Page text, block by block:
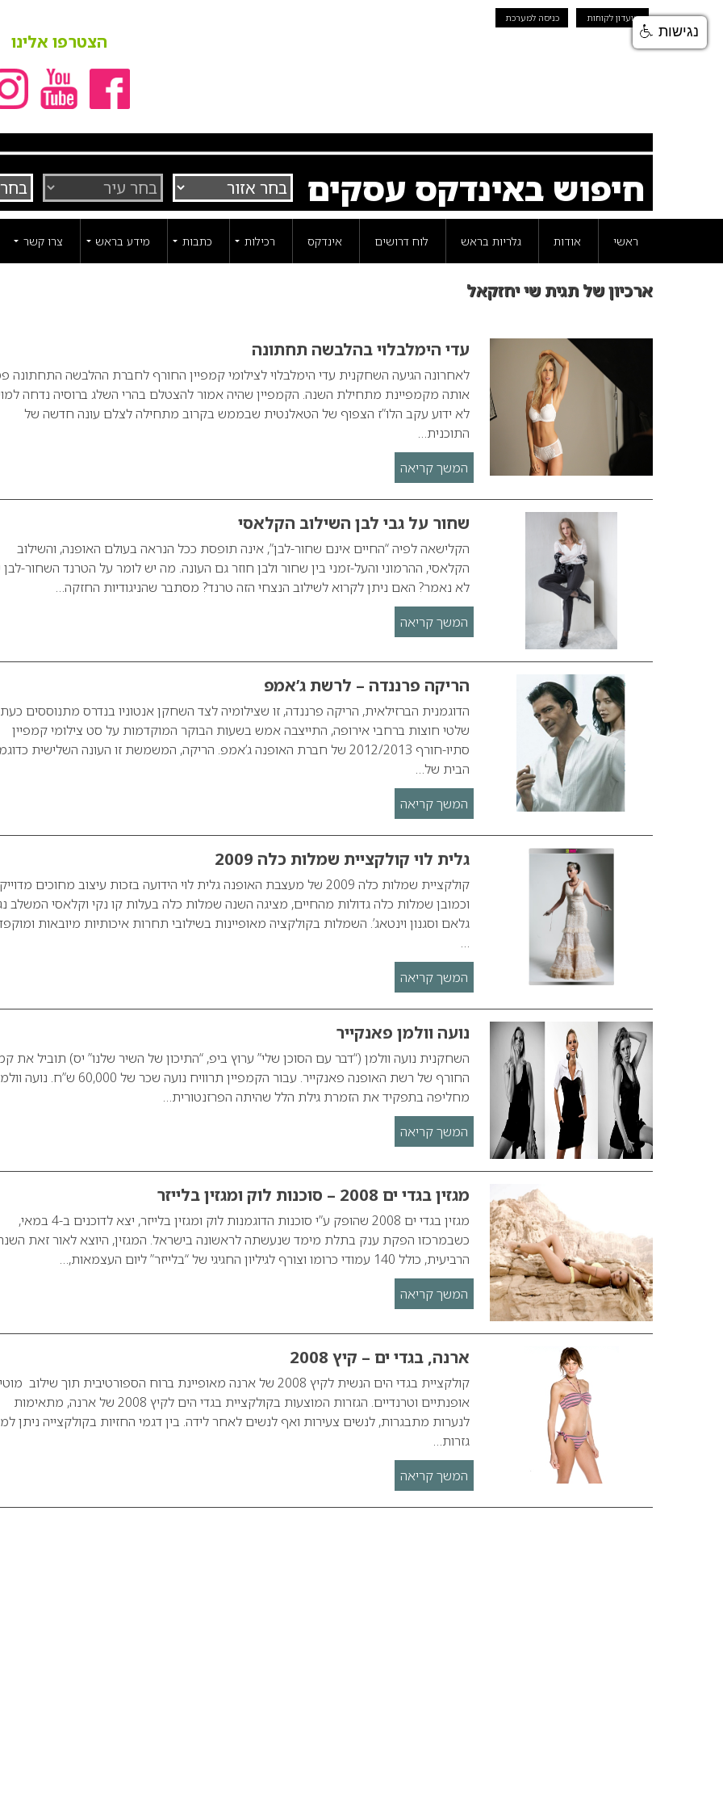
מועדון לקוחות כניסה למערכת
הצטרפו אלינו
חיפוש באינדקס עסקים
ראשי אודות גלריות בראש לוח דרושים אינדקס רכילות כתבות מידע בראש צרו קשר
ארכיון של תגית שי יחזקאל
עדי הימלבלוי בהלבשה תחתונה
לאחרונה הגיעה השחקנית עדי הימלבלוי לצילומי קמפיין החורף לחברת ההלבשה התחתונה
אותה מקמפיינת מתחילת השנה. הקמפיין שהיה אמור להצטלם בהרי השלג ברוסיה נדחה
לא ידוע עקב הלו”ז הצפוף של הטאלנטית שבממש בקרוב מתחילה לצלם עונה חדשה של
התוכנית…
המשך קריאה
שחור על גבי לבן השילוב הקלאסי
הקלישאה לפיה “החיים אינם שחור-לבן”, אינה תופסת ככל הנראה בעולם האופנה, והשילוב
הקלאסי, ההרמוני והעל-זמני בין שחור ולבן חוזר גם העונה. מה יש לומר על הטרנד השחור-
לא נאמר? האם ניתן לקרוא לשילוב הנצחי הזה טרנד? מסתבר שהניגודיות החזקה…
המשך קריאה
הריקה פרננדה – לרשת ג’אמפ
הדוגמנית הברזילאית, הריקה פרננדה, זו שצילומיה לצד השחקן אנטוניו בנדרס מתנוססים
שלטי חוצות ברחבי אירופה, התייצבה אמש בשעות הבוקר המוקדמות על סט צילומי קמפיין
סתיו-חורף 2012/2013 של חברת האופנה ג’אמפ. הריקה, המשמשת זו העונה השלישית
הבית של…
המשך קריאה
גלית לוי קולקציית שמלות כלה 2009
קולקציית שמלות כלה 2009 של מעצבת האופנה גלית לוי הידועה בזכות עיצוב מחוכים
וכמובן שמלות כלה גדולות מהחיים, מציגה השנה שמלות כלה בעלות קו נקי וקלאסי המשלב
גלאם וסגנון וינטאג’. השמלות בקולקציה מאופיינות בשילובי תחרות איכותיות מיובאות
…
המשך קריאה
נועה וולמן פאנקייר
השחקנית נועה וולמן (“דבר עם הסוכן שלי” ערוץ ביפ, “התיכון של השיר שלנו” יס) תוביל את
החורף של רשת האופנה פאנקייר. עבור הקמפיין תרוויח נועה שכר של 60,000 ש”ח.
מחליפה בתפקיד את הזמרת גילת הלל שהיתה הפרזנטורית…
המשך קריאה
מגזין בגדי ים 2008 – סוכנות לוק ומגזין בלייזר
מגזין בגדי ים 2008 שהופק ע”י סוכנות הדוגמנות לוק ומגזין בלייזר, יצא לדוכנים ב-4 במאי,
כשבמרכזו הפקת ענק בתלת מימד שנעשתה לראשונה בישראל. המגזין, היוצא לאור זאת
הרביעית, כולל 140 עמודי כרומו וצורף לגיליון החגיגי של “בלייזר” ליום העצמאות,…
המשך קריאה
ארנה, בגדי ים – קיץ 2008
קולקציית בגדי הים הנשית לקיץ 2008 של ארנה מאופיינת ברוח הספורטיבית תוך שילוב
אופנתיים וטרנדיים. הגזרות המוצעות בקולקציית בגדי הים לקיץ 2008 של ארנה, מתאימות
לנערות מתבגרות, לנשים צעירות ואף לנשים לאחר לידה. בין דגמי החזיות בקולקצייה ניתן
גזרות…
המשך קריאה
נגישות